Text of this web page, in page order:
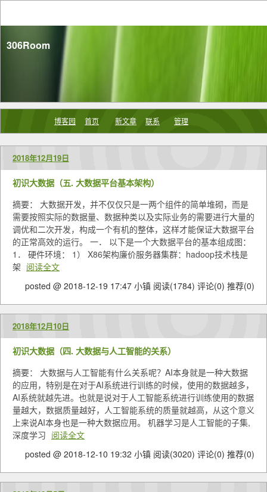
306Room
博客园 首页 新文章 联系 管理
2018年12月19日
初识大数据（五. 大数据平台基本架构）
摘要： 大数据开发，并不仅仅只是一两个组件的简单堆砌，而是
需要按照实际的数据量、数据种类以及实际业务的需要进行大量的
调优和二次开发，构成一个有机的整体，这样才能保证大数据平台
的正常高效的运行。 一． 以下是一个大数据平台的基本组成图：
1． 硬件环境： 1） X86架构廉价服务器集群：hadoop技术栈是
架 阅读全文
posted @ 2018-12-19 17:47 小镇 阅读(1784) 评论(0) 推荐(0)
2018年12月10日
初识大数据（四. 大数据与人工智能的关系）
摘要： 大数据与人工智能有什么关系呢？AI本身就是一种大数据
的应用，特别是在对于AI系统进行训练的时候，使用的数据越多，
AI系统就越先进。也就是说对于人工智能系统进行训练使用的数据
量越大，数据质量越好，人工智能系统的质量就越高，从这个意义
上来说AI本身也是一种大数据应用。 机器学习是人工智能的子集,
深度学习 阅读全文
posted @ 2018-12-10 19:32 小镇 阅读(3020) 评论(0) 推荐(0)